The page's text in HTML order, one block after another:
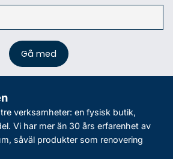
verksamheter: en fysisk butik,
Vi har mer än 30 års erfarenhet av
såväl produkter som renovering